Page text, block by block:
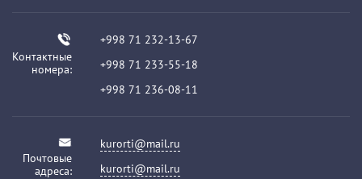
Контактные
номера:
+998 71 232-13-67
+998 71 233-55-18
+998 71 236-08-11
Почтовые
адреса:
kurorti@mail.ru
kurorti@mail.ru